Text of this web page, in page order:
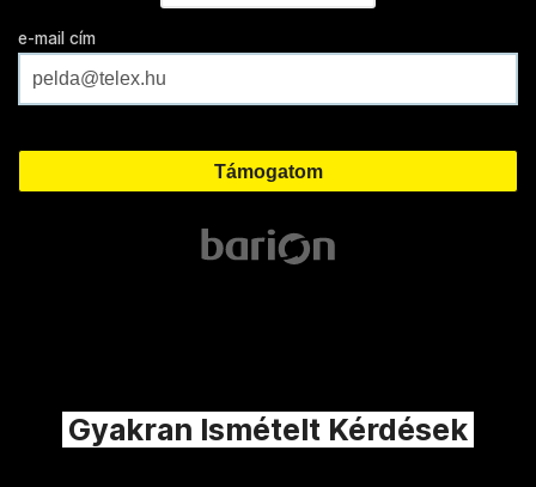
e-mail cím
Gyakran Ismételt Kérdések